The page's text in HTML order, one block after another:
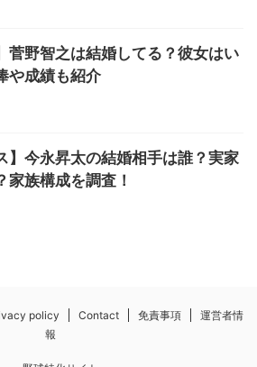
菅野智之は結婚してる？彼女はい
や成績も紹介
】今永昇太の結婚相手は誰？実家
家族構成を調査！
policy Contact 免責事項
運営者情
報